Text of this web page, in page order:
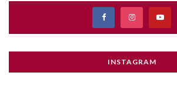
INSTAGRAM